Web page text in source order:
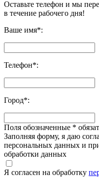
Оставьте телефон и мы
в течение рабочего дня!
Ваше имя*:
Телефон*:
Город*:
Поля обозначенные *
Заполняя форму, я даю
персональных данных и
обработки данных
Я согласен на обработку